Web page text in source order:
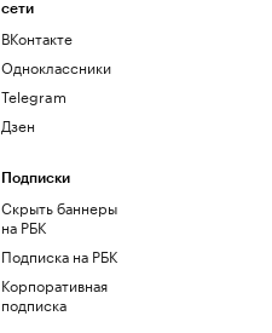
сети
ВКонтакте
Одноклассники
Telegram
Дзен
Подписки
Скрыть баннеры
на РБК
Подписка на РБК
Корпоративная
подписка